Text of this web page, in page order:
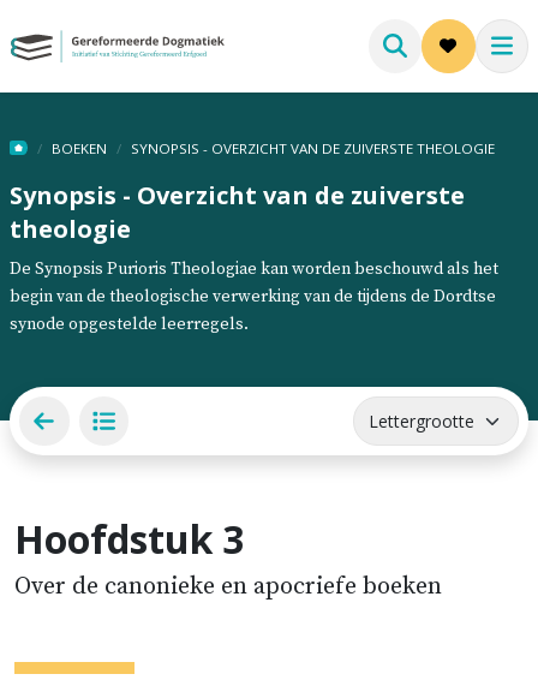
BOEKEN SYNOPSIS - OVERZICHT VAN DE ZUIVERSTE THEOLOGIE
Synopsis - Overzicht van de zuiverste
theologie
De Synopsis Purioris Theologiae kan worden beschouwd als het
begin van de theologische verwerking van de tijdens de Dordtse
synode opgestelde leerregels.
Hoofdstuk 3
Over de canonieke en apocriefe boeken